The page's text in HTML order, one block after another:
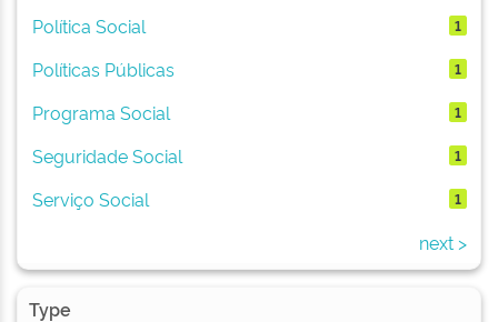
Política Social 1
Políticas Públicas 1
Programa Social 1
Seguridade Social 1
Serviço Social 1
next >
Type